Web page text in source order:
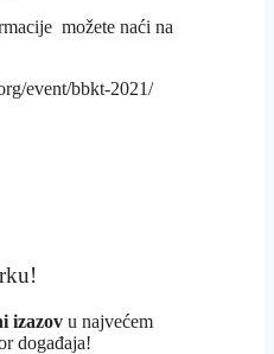
možete naći na
event/bbkt-2021/
izazov u najvećem
događaja!